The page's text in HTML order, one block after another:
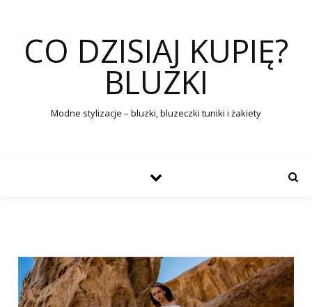
CO DZISIAJ KUPIĘ?
BLUZKI
Modne stylizacje – bluzki, bluzeczki tuniki i żakiety